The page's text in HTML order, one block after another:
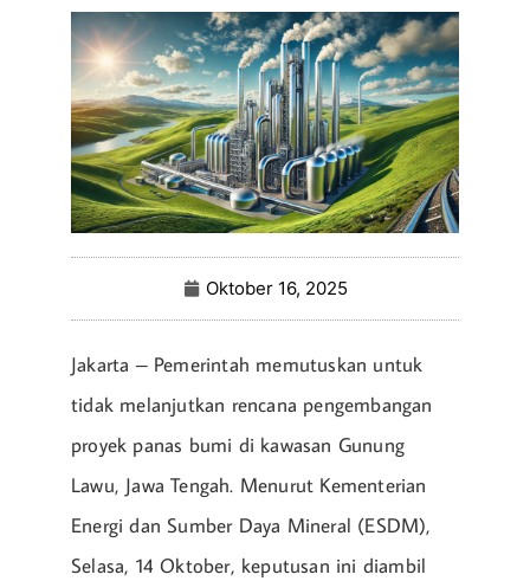
Oktober 16, 2025
Jakarta – Pemerintah memutuskan untuk
tidak melanjutkan rencana pengembangan
proyek panas bumi di kawasan Gunung
Lawu, Jawa Tengah. Menurut Kementerian
Energi dan Sumber Daya Mineral (ESDM),
Selasa, 14 Oktober, keputusan ini diambil